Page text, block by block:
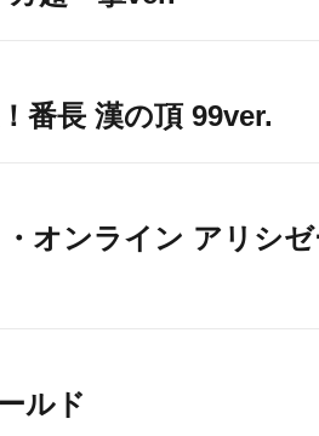
番長 漢の頂 99ver.
オンライン アリシ
ルド